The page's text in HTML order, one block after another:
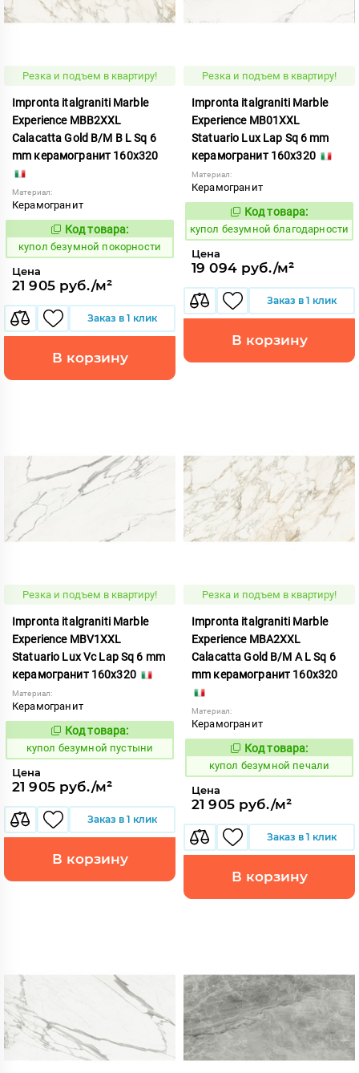
Резка и подъем в квартиру!
Impronta italgraniti Marble
Experience MBB2XXL
Calacatta Gold B/M B L Sq 6
mm керамогранит 160x320
Материал:
Керамогранит
858572
Код товара:
купол безумной покорности
Цена
21 905 руб./м²
Заказ в 1 клик
В корзину
Резка и подъем в квартиру!
Impronta italgraniti Marble
Experience MB01XXL
Statuario Lux Lap Sq 6 mm
керамогранит 160x320
Материал:
Керамогранит
858503
Код товара:
купол безумной благодарности
Цена
19 094 руб./м²
Заказ в 1 клик
В корзину
Резка и подъем в квартиру!
Impronta italgraniti Marble
Experience MBV1XXL
Statuario Lux Vc Lap Sq 6 mm
керамогранит 160x320
Материал:
Керамогранит
858575
Код товара:
купол безумной пустыни
Цена
21 905 руб./м²
Заказ в 1 клик
В корзину
Резка и подъем в квартиру!
Impronta italgraniti Marble
Experience MBA2XXL
Calacatta Gold B/M A L Sq 6
mm керамогранит 160x320
Материал:
Керамогранит
858570
Код товара:
купол безумной печали
Цена
21 905 руб./м²
Заказ в 1 клик
В корзину